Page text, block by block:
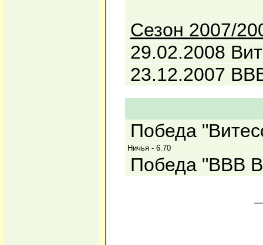
Сезон 2007/
29.02.2008
23.12.2007
Победа
Ничья - 6.70
Победа "ВВВ